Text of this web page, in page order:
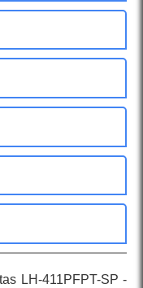
LH-411PFPT-SP -